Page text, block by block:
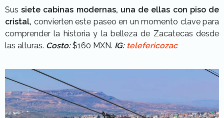
Sussiete cabinas modernas, una de ellas con piso de
cristal, convierten este paseo en un momento clave para
comprender la historia y la belleza de Zacatecas desde
las alturas. Costo:$160 MXN. IG: telefericozac